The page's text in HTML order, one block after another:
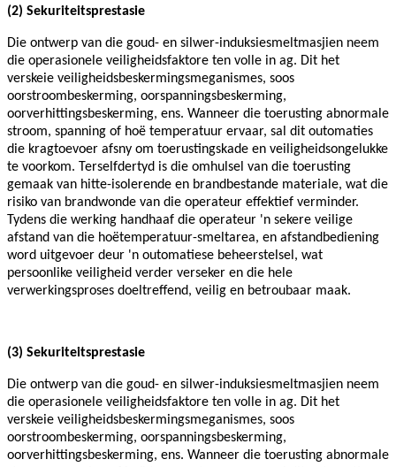
(2) Sekuriteitsprestasie
Die ontwerp van die goud- en silwer-induksiesmeltmasjien neem
die operasionele veiligheidsfaktore ten volle in ag. Dit het
verskeie veiligheidsbeskermingsmeganismes, soos
oorstroombeskerming, oorspanningsbeskerming,
oorverhittingsbeskerming, ens. Wanneer die toerusting abnormale
stroom, spanning of hoë temperatuur ervaar, sal dit outomaties
die kragtoevoer afsny om toerustingskade en veiligheidsongelukke
te voorkom. Terselfdertyd is die omhulsel van die toerusting
gemaak van hitte-isolerende en brandbestande materiale, wat die
risiko van brandwonde van die operateur effektief verminder.
Tydens die werking handhaaf die operateur 'n sekere veilige
afstand van die hoëtemperatuur-smeltarea, en afstandbediening
word uitgevoer deur 'n outomatiese beheerstelsel, wat
persoonlike veiligheid verder verseker en die hele
verwerkingsproses doeltreffend, veilig en betroubaar maak.
(3) Sekuriteitsprestasie
Die ontwerp van die goud- en silwer-induksiesmeltmasjien neem
die operasionele veiligheidsfaktore ten volle in ag. Dit het
verskeie veiligheidsbeskermingsmeganismes, soos
oorstroombeskerming, oorspanningsbeskerming,
oorverhittingsbeskerming, ens. Wanneer die toerusting abnormale